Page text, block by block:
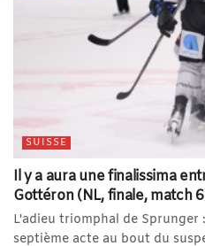
SUISSE
Il y a aura une finalissima
Gottéron (NL, finale, match
L'adieu triomphal de
septième acte au bout du